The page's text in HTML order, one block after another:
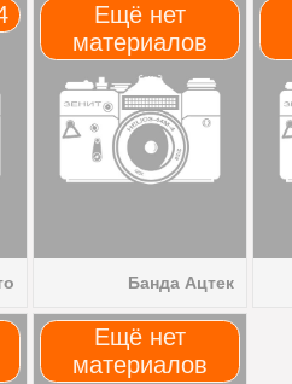
Ещё нет
материалов
Банда Ацтек
Ещё нет
материалов